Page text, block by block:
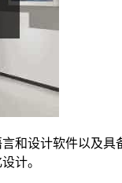
和设计软件以及
计。